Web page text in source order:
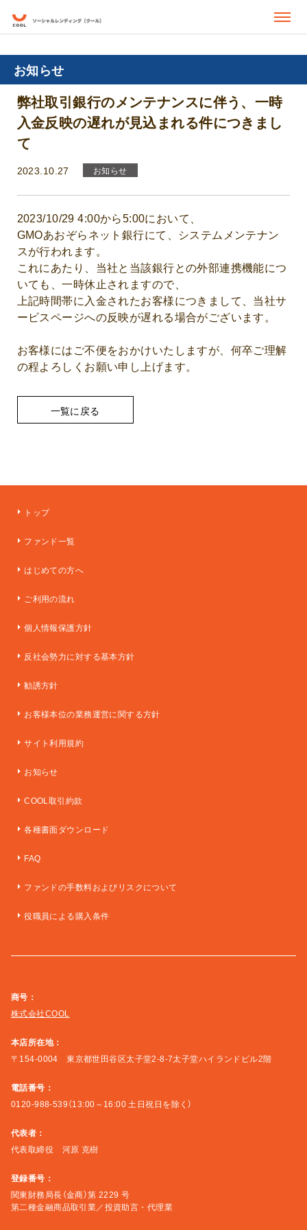
お知らせ
弊社取引銀行のメンテナンスに伴う、一時
入金反映の遅れが見込まれる件につきまし
て
2023.10.27 お知らせ
2023/10/29 4:00から5:00において、
GMOあおぞらネット銀行にて、システムメンテナン
スが行われます。
これにあたり、当社と当該銀行との外部連携機能につ
いても、一時休止されますので、
上記時間帯に入金されたお客様につきまして、当社サ
ービスページへの反映が遅れる場合がございます。
お客様にはご不便をおかけいたしますが、何卒ご理解
の程よろしくお願い申し上げます。
一覧に戻る
トップ
ファンド一覧
はじめての方へ
ご利用の流れ
個人情報保護方針
反社会勢力に対する基本方針
勧誘方針
お客様本位の業務運営に関する方針
サイト利用規約
お知らせ
COOL取引約款
各種書面ダウンロード
FAQ
ファンドの手数料およびリスクについて
役職員による購入条件
商号：
株式会社COOL
本店所在地：
〒154-0004 東京都世田谷区太子堂2-8-7太子堂ハイランドビル2階
電話番号：
0120-988-539（13:00～16:00 土日祝日を除く）
代表者：
代表取締役 河原 克樹
登録番号：
関東財務局長（金商）第 2229 号
第二種金融商品取引業／投資助言・代理業